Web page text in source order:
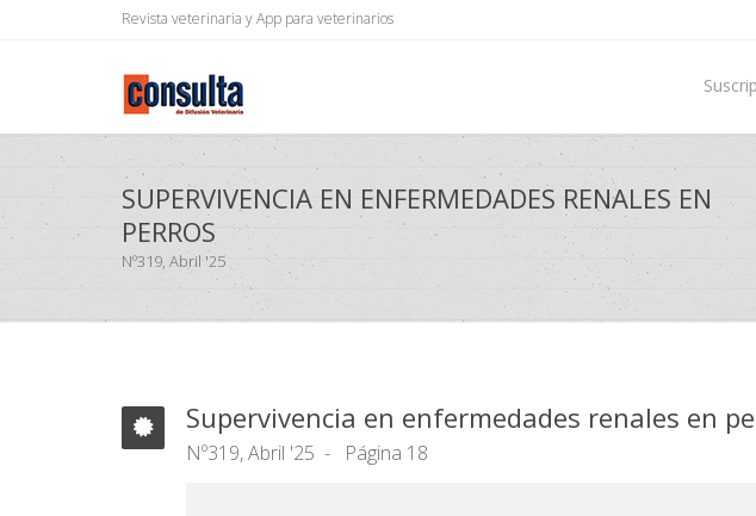
Revista veterinaria y App para veterinarios
SUPERVIVENCIA EN ENFERMEDADES RENALES EN
PERROS
Nº319, Abril '25
Supervivencia en enfermedades renales en
Nº319, Abril '25 Página 18